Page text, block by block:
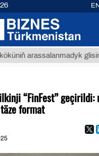
glisirrizin
“FinFest” geçirildi:
format